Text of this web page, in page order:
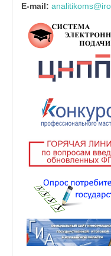
E-mail: